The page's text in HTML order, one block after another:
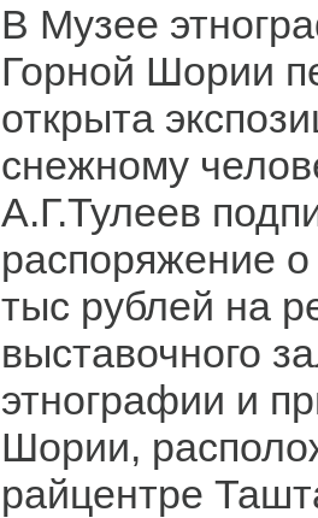
В Музее
Горной Шории
открыта
снежному
А.Г.Тулеев
распоряжение
тыс рублей на
выставочного
этнографии и
Шории,
райцентре